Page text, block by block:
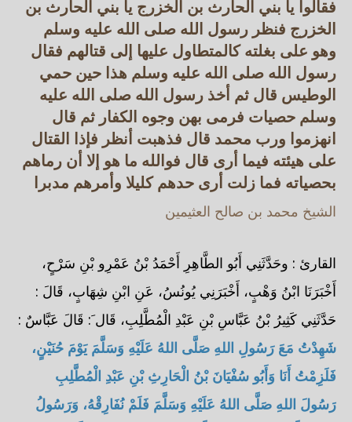
فقالوا يا بني الحارث بن الخزرج يا بني الحارث بن
الخزرج فنظر رسول الله صلى الله عليه وسلم
وهو على بغلته كالمتطاول عليها إلى قتالهم فقال
رسول الله صلى الله عليه وسلم هذا حين حمي
الوطيس قال ثم أخذ رسول الله صلى الله عليه
وسلم حصيات فرمى بهن وجوه الكفار ثم قال
انهزموا ورب محمد قال فذهبت أنظر فإذا القتال
على هيئته فيما أرى قال فوالله ما هو إلا أن رماهم
بحصياته فما زلت أرى حدهم كليلا وأمرهم مدبرا
الشيخ محمد بن صالح العثيمين
القارئ : وحَدَّثَنِي أَبُو الطَّاهِرِ أَحْمَدُ بْنُ عَمْرِو بْنِ سَرْحٍ،
أَخْبَرَنَا ابْنُ وَهْبٍ، أَخْبَرَنِي يُونُسُ، عَنِ ابْنِ شِهَابٍ، قَالَ :
حَدَّثَنِي كَثِيرُ بْنُ عَبَّاسِ بْنِ عَبْدِ الْمُطَّلِبِ، قَال َ: قَالَ عَبَّاسٌ :
شَهِدْتُ مَعَ رَسُولِ اللهِ صَلَّى اللهُ عَلَيْهِ وَسَلَّمَ يَوْمَ حُنَيْنٍ،
فَلَزِمْتُ أَنَا وَأَبُو سُفْيَانَ بْنُ الْحَارِثِ بْنِ عَبْدِ الْمُطَّلِبِ
رَسُولَ اللهِ صَلَّى اللهُ عَلَيْهِ وَسَلَّمَ فَلَمْ نُفَارِقْهُ، وَرَسُولُ